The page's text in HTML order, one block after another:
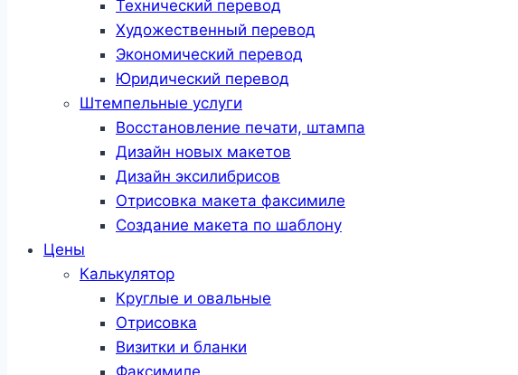
Технический перевод
Художественный перевод
Экономический перевод
Юридический перевод
Штемпельные услуги
Восстановление печати, штампа
Дизайн новых макетов
Дизайн эксилибрисов
Отрисовка макета факсимиле
Создание макета по шаблону
Цены
Калькулятор
Круглые и овальные
Отрисовка
Визитки и бланки
Факсимиле